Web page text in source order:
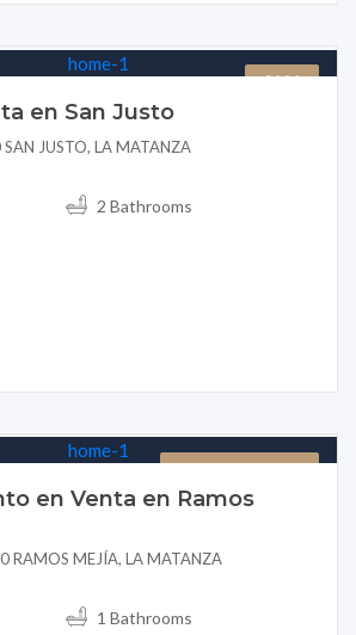
CASA
en San Justo
JUSTO, LA MATANZA
2 Bathrooms
DEPARTAMENTO
en Venta en Ramos
RAMOS MEJÍA, LA MATANZA
1 Bathrooms